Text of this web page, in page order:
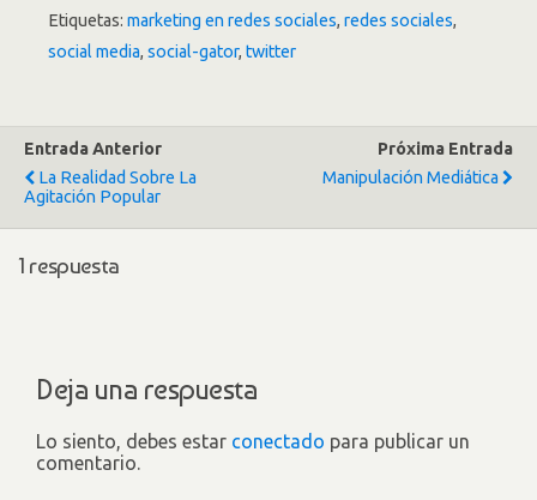
Etiquetas: marketing en redes sociales, redes sociales,
social media, social-gator, twitter
Entrada Anterior
La Realidad Sobre La
Agitación Popular
Próxima Entrada
Manipulación Mediática
1 respuesta
Deja una respuesta
Lo siento, debes estar conectado para publicar un
comentario.